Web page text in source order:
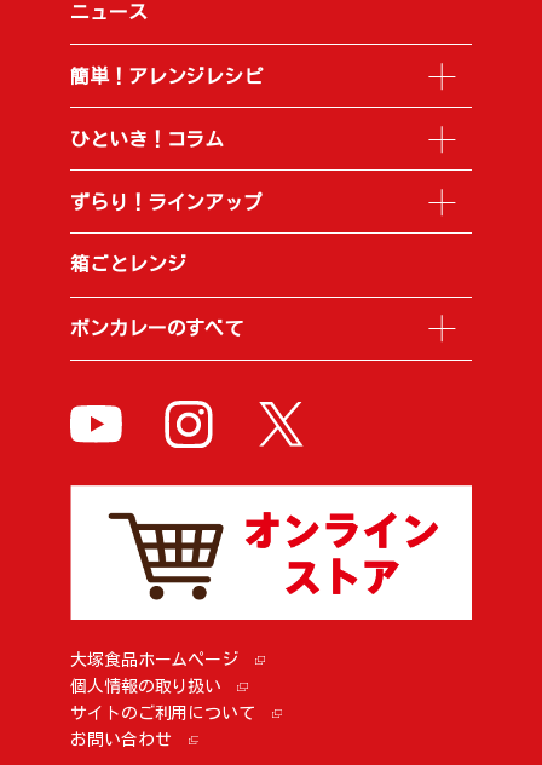
ニュース
簡単！アレンジレシピ
ひといき！コラム
ずらり！ラインアップ
箱ごとレンジ
ボンカレーのすべて
大塚食品ホームページ
個人情報の取り扱い
サイトのご利用について
お問い合わせ